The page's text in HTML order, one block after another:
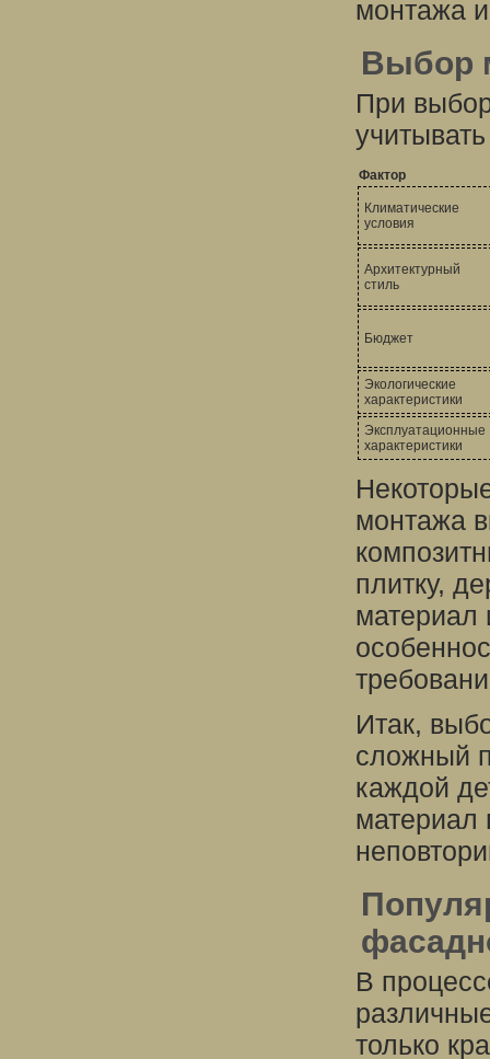
монтажа
Выбор
При
Фактор
Климатические
условия
Архитектурный
стиль
Бюджет
Экологические
характеристики
Эксплуатационные
характеристики
монтажа
плитку,
материал
Итак,
сложный
каждой
материал
В
только